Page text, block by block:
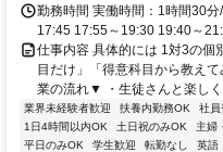
勤務時間 実働時間：1時間30
17:45 17:55～19:30 19:40～
仕事内容 具体的には 1対3の個
目だけ」「得意科目から教え
業の流れ▼ ・生徒さんと楽し
業界未経験者歓迎 扶養内勤務OK 社員
1日4時間以内OK
土日祝のみOK 主婦
平日のみOK
学生歓迎 転勤なし 英語